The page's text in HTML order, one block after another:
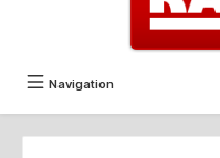
Navigation